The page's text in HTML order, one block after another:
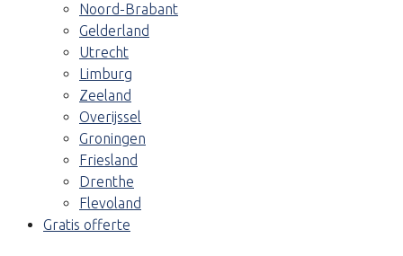
Noord-Brabant
Gelderland
Utrecht
Limburg
Zeeland
Overijssel
Groningen
Friesland
Drenthe
Flevoland
Gratis offerte